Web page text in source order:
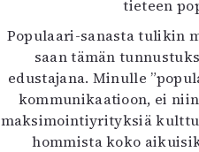
tieteen
Populaari-sanasta tulikin
saan tämän
edustajana. Minulle
kommunikaatioon, ei
maksimointiyrityksiä
hommista koko